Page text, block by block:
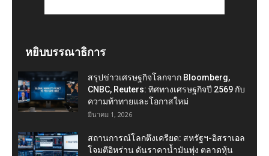
หยิบบรรณาธิการ
สรุปข่าวเศรษฐกิจโลกจาก Bloomberg,
CNBC, Reuters: ทิศทางเศรษฐกิจปี 2569 กับ
ความท้าทายและโอกาสใหม่
มีนาคม 1, 2026
สถานการณ์โลกตึงเครียด: สหรัฐฯ-อิสราเอล
โจมตีอิหร่าน ดันราคาน้ำมันพุ่ง ตลาดหุ้น